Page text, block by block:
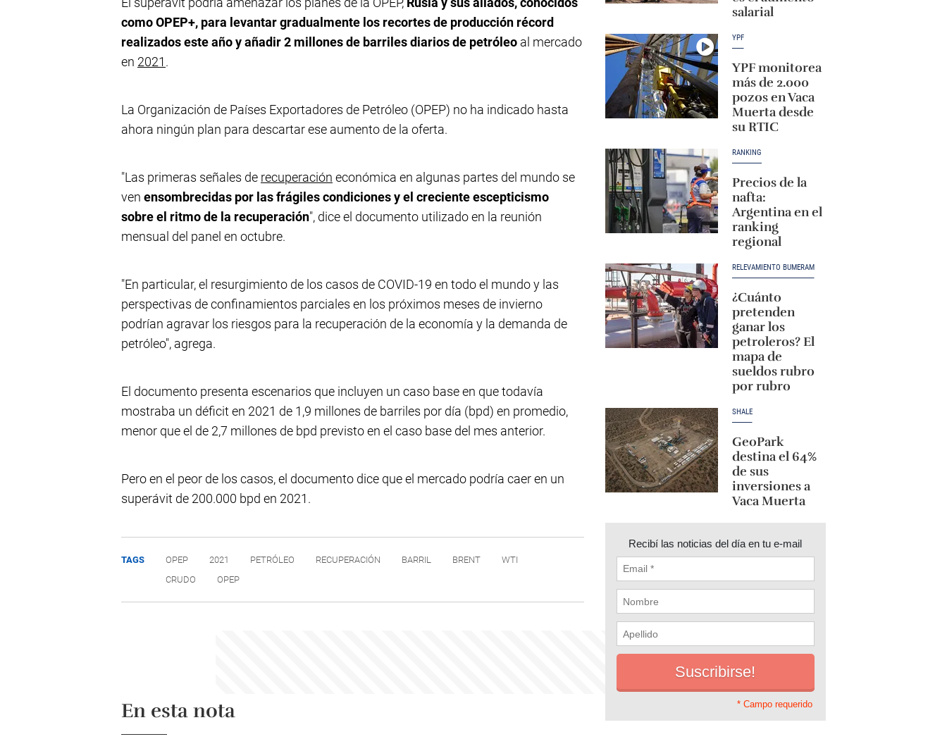
como OPEP+, para levantar gradualmente los recortes de producción récord
realizados este año y añadir 2 millones de barriles diarios de petróleo al mercado
en 2021.
La Organización de Países Exportadores de Petróleo (OPEP) no ha indicado hasta
ahora ningún plan para descartar ese aumento de la oferta.
"Las primeras señales de recuperación económica en algunas partes del mundo se
ven ensombrecidas por las frágiles condiciones y el creciente escepticismo
sobre el ritmo de la recuperación", dice el documento utilizado en la reunión
mensual del panel en octubre.
"En particular, el resurgimiento de los casos de COVID-19 en todo el mundo y las
perspectivas de confinamientos parciales en los próximos meses de invierno
podrían agravar los riesgos para la recuperación de la economía y la demanda de
petróleo", agrega.
El documento presenta escenarios que incluyen un caso base en que todavía
mostraba un déficit en 2021 de 1,9 millones de barriles por día (bpd) en promedio,
menor que el de 2,7 millones de bpd previsto en el caso base del mes anterior.
Pero en el peor de los casos, el documento dice que el mercado podría caer en un
superávit de 200.000 bpd en 2021.
TAGS OPEP 2021 PETRÓLEO RECUPERACIÓN BARRIL BRENT
WTI
CRUDO
OPEP
En esta nota
salarial
YPF
YPF monitorea
más de 2.000
pozos en Vaca
Muerta desde
su RTIC
RANKING
Precios de la
nafta:
Argentina en el
ranking
regional
RELEVAMIENTO BUMERAM
¿Cuánto
pretenden
ganar los
petroleros? El
mapa de
sueldos rubro
por rubro
SHALE
GeoPark
destina el 64%
de sus
inversiones a
Vaca Muerta
Recibí las noticias del día en tu e-mail
* Campo requerido